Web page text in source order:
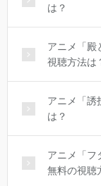
は？
アニメ「殿
視聴方法は
アニメ「誘
は？
アニメ「フ
無料の視聴